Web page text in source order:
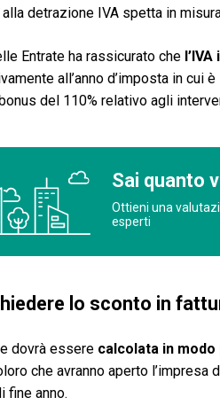
detrazione IVA spetta in
Entrate ha rassicurato che
all’anno d’imposta in
del 110% relativo agli
Sai quanto
Ottieni una
esperti
lo sconto in
dovrà essere calcolata in
che avranno aperto l’impresa
fine anno.